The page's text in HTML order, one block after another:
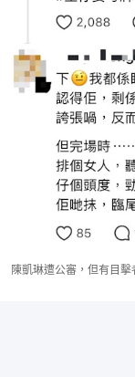
陳凱琳遭公審，但有目擊